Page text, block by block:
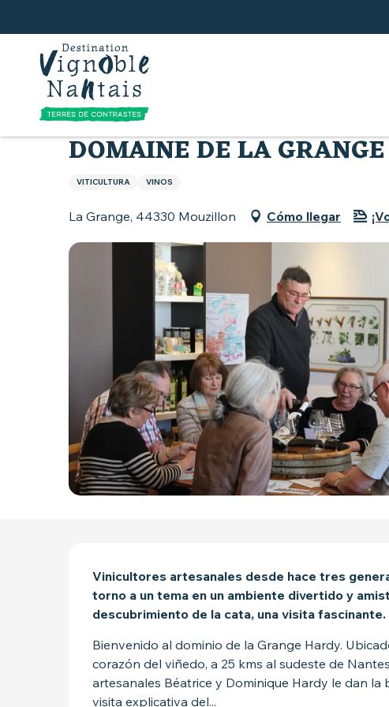
principal
Inicio
DOMAINE DE LA GRANGE
VITICULTURA VINOS
La Grange, 44330 Mouzillon Cómo llegar
DESCRIPCIÓN
Vinicultores artesanales desde hace tres
torno a un tema en un ambiente divertido y
descubrimiento de la cata, una visita fascinante.
Bienvenido al dominio de la Grange Hardy.
corazón del viñedo, a 25 kms al sudeste de
artesanales Béatrice y Dominique Hardy le dan
visita explicativa del...